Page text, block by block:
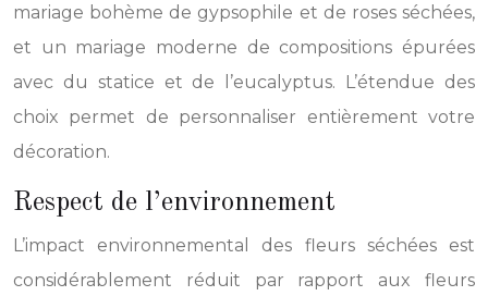
mariage bohème de gypsophile et de roses séchées,
et un mariage moderne de compositions épurées
avec du statice et de l’eucalyptus. L’étendue des
choix permet de personnaliser entièrement votre
décoration.
Respect de l’environnement
L’impact environnemental des fleurs séchées est
considérablement réduit par rapport aux fleurs